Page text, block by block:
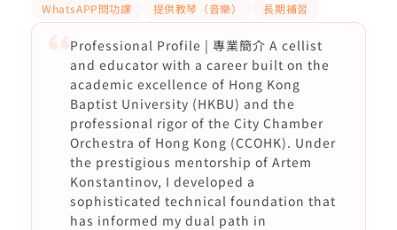
WhatsAPP問功課 提供教琴（音樂） 長期補習
Professional Profile | 專業簡介 A cellist
and educator with a career built on the
academic excellence of Hong Kong
Baptist University (HKBU) and the
professional rigor of the City Chamber
Orchestra of Hong Kong (CCOHK). Under
the prestigious mentorship of Artem
Konstantinov, I developed a
sophisticated technical foundation that
has informed my dual path in